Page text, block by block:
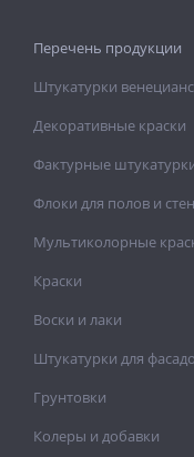
Перечень продукции
Штукатурки
Декоративные краски
Фактурные
Флоки для полов и стен
Мультиколорные
Краски
Воски и лаки
Штукатурки для
Грунтовки
Колеры и добавки